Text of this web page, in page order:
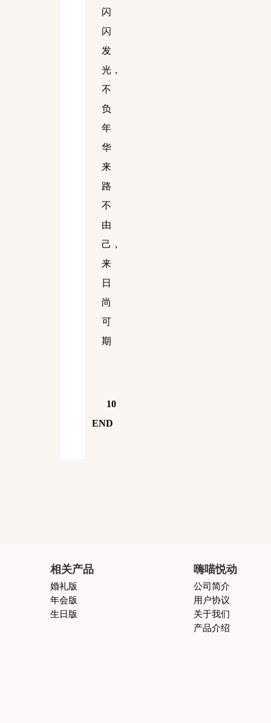
闪
闪
发
光，
不
负
年
华
来
路
不
由
己，
来
日
尚
可
期
10
END
相关产品
婚礼版
年会版
生日版
嗨喵悦动
公司简介
用户协议
关于我们
产品介绍